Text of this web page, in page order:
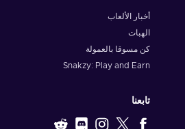
أخبار الألعاب
الهبات
كن مسوقا بالعمولة
Snakzy: Play and Earn
تابعنا